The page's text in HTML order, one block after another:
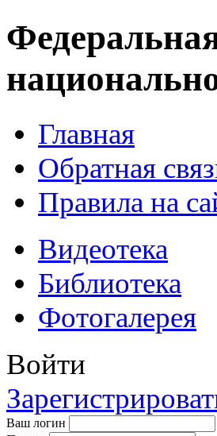
Главная
Обратная
Правила на
Видеотека
Библиотека
Фотогалерея
Войти
Ваш логин